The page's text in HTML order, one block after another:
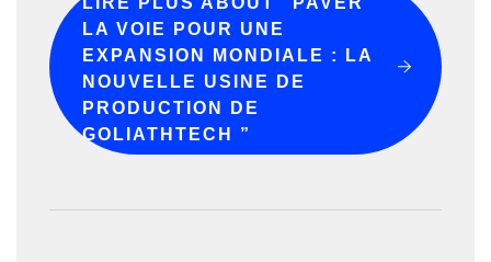
LA VOIE POUR UNE
EXPANSION MONDIALE : LA
NOUVELLE USINE DE
PRODUCTION DE
GOLIATHTECH ”